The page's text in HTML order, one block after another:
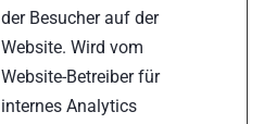
der Besucher auf der
Website. Wird vom
Website-Betreiber für
internes Analytics